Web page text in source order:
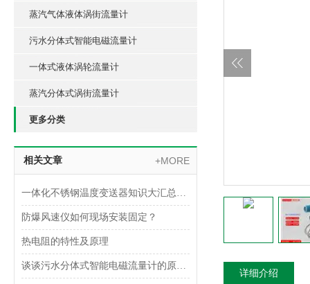
蒸汽气体液体涡街流量计
污水分体式智能电磁流量计
一体式液体涡轮流量计
蒸汽分体式涡街流量计
更多分类
相关文章 +MORE
一体化不锈钢温度变送器知识大汇总，入门必看！
防爆风速仪如何现场安装固定？
热电阻的特性及原理
谈谈污水分体式智能电磁流量计的原理和特点
详细介绍